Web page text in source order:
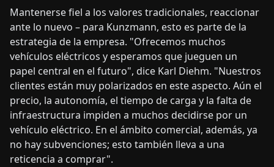
Mantenerse fiel a los valores tradicionales, reaccionar
ante lo nuevo – para Kunzmann, esto es parte de la
estrategia de la empresa. "Ofrecemos muchos
vehículos eléctricos y esperamos que jueguen un
papel central en el futuro", dice Karl Diehm. "Nuestros
clientes están muy polarizados en este aspecto. Aún el
precio, la autonomía, el tiempo de carga y la falta de
infraestructura impiden a muchos decidirse por un
vehículo eléctrico. En el ámbito comercial, además, ya
no hay subvenciones; esto también lleva a una
reticencia a comprar".